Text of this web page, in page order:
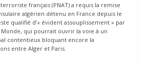
français (PNAT) a requis la remise
algérien détenu en France depuis le
qualifié d’« évident assouplissement » par
qui pourrait ouvrir la voie à un
contentieux bloquant encore la
entre Alger et Paris.